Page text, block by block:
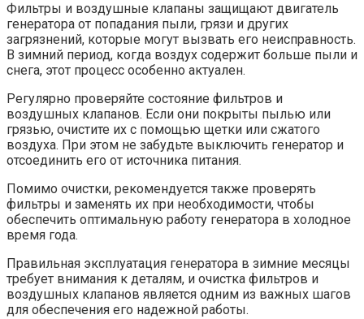
Фильтры и воздушные клапаны защищают двигатель
генератора от попадания пыли, грязи и других
загрязнений, которые могут вызвать его неисправность.
В зимний период, когда воздух содержит больше пыли и
снега, этот процесс особенно актуален.
Регулярно проверяйте состояние фильтров и
воздушных клапанов. Если они покрыты пылью или
грязью, очистите их с помощью щетки или сжатого
воздуха. При этом не забудьте выключить генератор и
отсоединить его от источника питания.
Помимо очистки, рекомендуется также проверять
фильтры и заменять их при необходимости, чтобы
обеспечить оптимальную работу генератора в холодное
время года.
Правильная эксплуатация генератора в зимние месяцы
требует внимания к деталям, и очистка фильтров и
воздушных клапанов является одним из важных шагов
для обеспечения его надежной работы.